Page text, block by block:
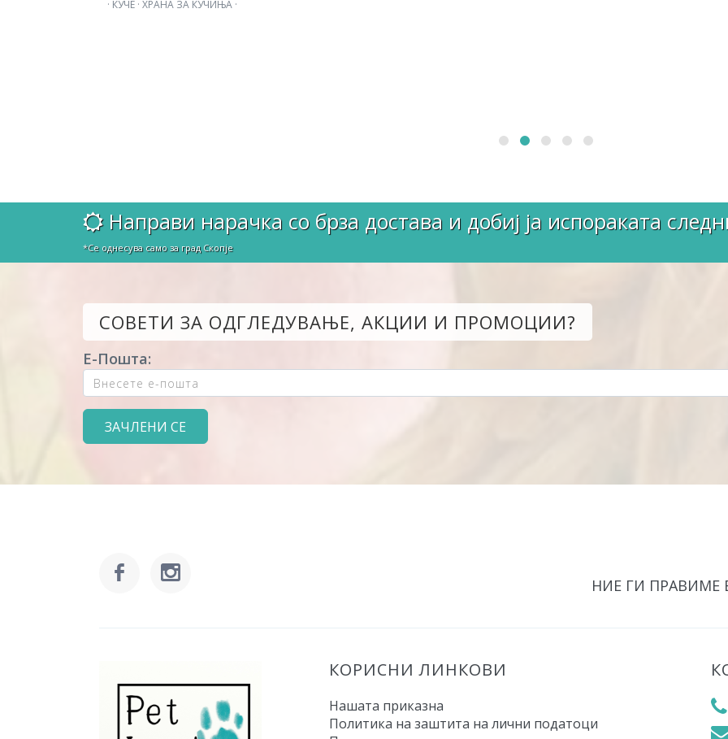
· КУЧЕ · ХРАНА ЗА КУЧИЊА ·
Направи нарачка со брза достава и добиј ја испораката
*Се однесува само за град Скопје
СОВЕТИ ЗА ОДГЛЕДУВАЊЕ, АКЦИИ И ПРОМОЦИИ?
Е-Пошта:
НИЕ ГИ
КОРИСНИ ЛИНКОВИ
Нашата приказна
Политика на заштита на лични податоци